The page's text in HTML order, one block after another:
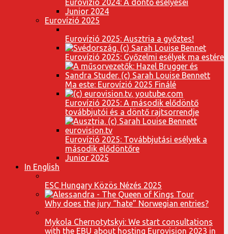
Eurovízió 2024: A döntő esélyesei
Junior 2024
Eurovízió 2025
Eurovízió 2025: Ausztria a győztes!
Eurovízió 2025: Győzelmi esélyek ma estére
Ma este: Eurovízió 2025 Finálé
Eurovízió 2025: A második elődöntő
továbbjutói és a döntő rajtsorrendje
Eurovízió 2025: Továbbjutási esélyek a
második elődöntőre
Junior 2025
In English
ESC Hungary Közös Nézés 2025
Why does the jury “hate” Norwegian entries?
Mykola Chernotytskyi: We start consultations
with the EBU about hosting Eurovision 2023 in